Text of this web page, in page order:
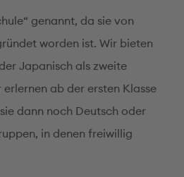
genannt, da sie von
worden ist. Wir bieten
Japanisch als zweite
ab der ersten Klasse
dann noch Deutsch oder
in denen freiwillig